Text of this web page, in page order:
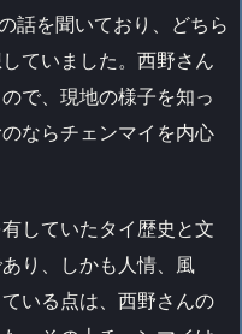
話を聞いており、どちら
ていました。西野さん
で、現地の様子を知っ
ならチェンマイを内心
していたタイ歴史と文
り、しかも人情、風
いる点は、西野さんの